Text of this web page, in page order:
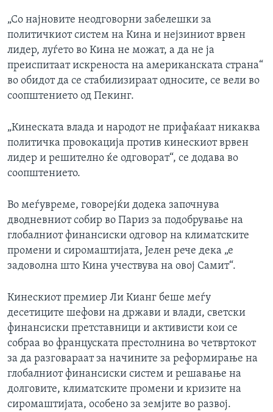
„Со најновите неодговорни забелешки за
политичкиот систем на Кина и нејзиниот врвен
лидер, луѓето во Кина не можат, а да не ја
преиспитаат искреноста на американската страна“
во обидот да се стабилизираат односите, се вели во
соопштението од Пекинг.
„Кинеската влада и народот не прифаќаат никаква
политичка провокација против кинескиот врвен
лидер и решително ќе одговорат“, се додава во
соопштението.
Во меѓувреме, говорејќи додека започнува
дводневниот собир во Париз за подобрување на
глобалниот финансиски одговор на климатските
промени и сиромаштијата, Јелен рече дека „е
задоволна што Кина учествува на овој Самит“.
Кинескиот премиер Ли Кианг беше меѓу
десетиците шефови на држави и влади, светски
финансиски претставници и активисти кои се
собраа во француската престолнина во четвртокот
за да разговараат за начините за реформирање на
глобалниот финансиски систем и решавање на
долговите, климатските промени и кризите на
сиромаштијата, особено за земјите во развој.